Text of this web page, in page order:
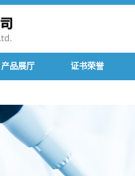
产品展厅 证书荣誉